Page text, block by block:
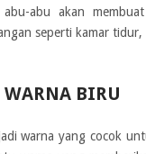
abu-abu akan
seperti kamar
WARNA BIRU
warna yang cocok